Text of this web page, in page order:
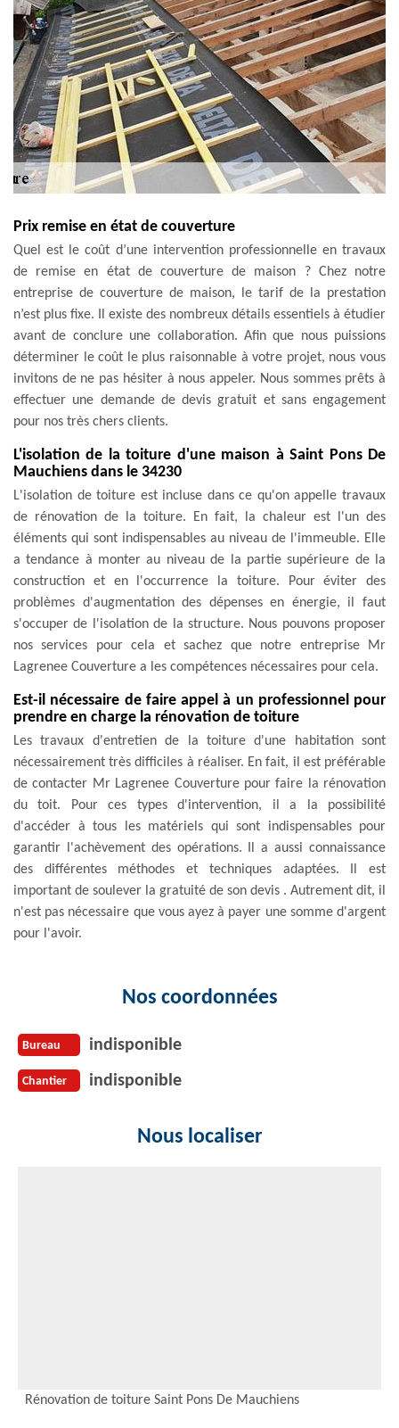
Prix remise en état de couverture
Quel est le coût d’une intervention professionnelle en travaux
de remise en état de couverture de maison ? Chez notre
entreprise de couverture de maison, le tarif de la prestation
n’est plus fixe. Il existe des nombreux détails essentiels à étudier
avant de conclure une collaboration. Afin que nous puissions
déterminer le coût le plus raisonnable à votre projet, nous vous
invitons de ne pas hésiter à nous appeler. Nous sommes prêts à
effectuer une demande de devis gratuit et sans engagement
pour nos très chers clients.
L'isolation de la toiture d'une maison à Saint Pons De
Mauchiens dans le 34230
L'isolation de toiture est incluse dans ce qu'on appelle travaux
de rénovation de la toiture. En fait, la chaleur est l'un des
éléments qui sont indispensables au niveau de l'immeuble. Elle
a tendance à monter au niveau de la partie supérieure de la
construction et en l'occurrence la toiture. Pour éviter des
problèmes d'augmentation des dépenses en énergie, il faut
s'occuper de l'isolation de la structure. Nous pouvons proposer
nos services pour cela et sachez que notre entreprise Mr
Lagrenee Couverture a les compétences nécessaires pour cela.
Est-il nécessaire de faire appel à un professionnel pour
prendre en charge la rénovation de toiture
Les travaux d'entretien de la toiture d'une habitation sont
nécessairement très difficiles à réaliser. En fait, il est préférable
de contacter Mr Lagrenee Couverture pour faire la rénovation
du toit. Pour ces types d'intervention, il a la possibilité
d'accéder à tous les matériels qui sont indispensables pour
garantir l'achèvement des opérations. Il a aussi connaissance
des différentes méthodes et techniques adaptées. Il est
important de soulever la gratuité de son devis . Autrement dit, il
n'est pas nécessaire que vous ayez à payer une somme d'argent
pour l'avoir.
Nos coordonnées
Bureau indisponible
Chantier indisponible
Nous localiser
Rénovation de toiture Saint Pons De Mauchiens